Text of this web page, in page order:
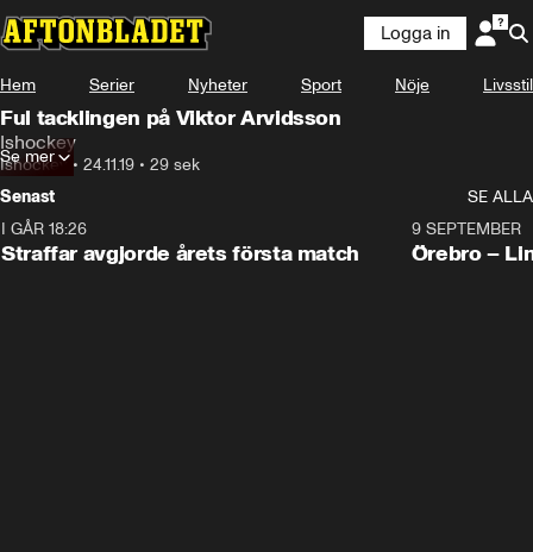
Logga in
Hem Serier Nyheter Sport Nöje Livsstil
Ful tacklingen på Viktor Arvidsson
Ishockey
Ishockey• 24.11.19 • 29 sek
Se mer
Senast
SE ALLA
I GÅR 18:26
Straffar avgjorde årets första match
Plus
9 SEPTEMBER
Örebro –